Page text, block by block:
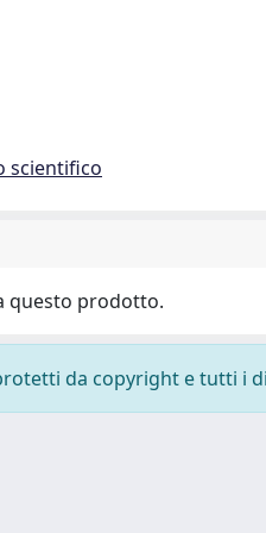
scientifico
questo prodotto.
da copyright e tutti i